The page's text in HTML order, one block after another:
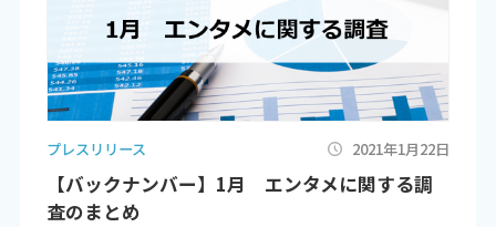
プレスリリース 2021年1月22日
【バックナンバー】1月 エンタメに関する調
査のまとめ